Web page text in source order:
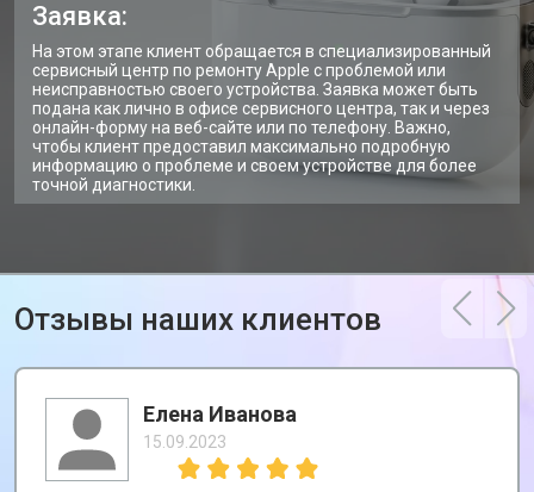
Заявка:
На этом этапе клиент обращается в специализированный
сервисный центр по ремонту Apple с проблемой или
неисправностью своего устройства. Заявка может быть
подана как лично в офисе сервисного центра, так и через
онлайн-форму на веб-сайте или по телефону. Важно,
чтобы клиент предоставил максимально подробную
информацию о проблеме и своем устройстве для более
точной диагностики.
Отзывы наших клиентов
Елена Иванова
15.09.2023